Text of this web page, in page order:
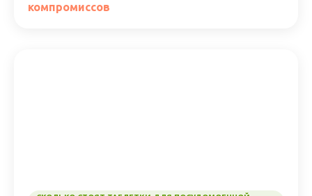
компромиссов